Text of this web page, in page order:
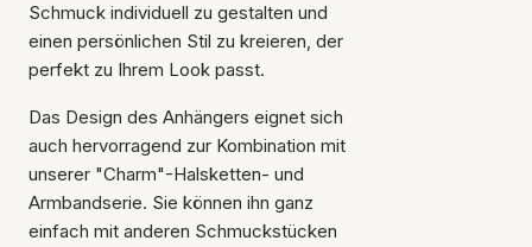
Schmuck individuell zu gestalten und
einen persönlichen Stil zu kreieren, der
perfekt zu Ihrem Look passt.
Das Design des Anhängers eignet sich
auch hervorragend zur Kombination mit
unserer "Charm"-Halsketten- und
Armbandserie. Sie können ihn ganz
einfach mit anderen Schmuckstücken